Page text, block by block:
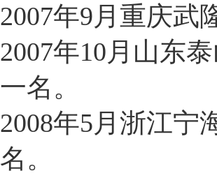
2007年9月重庆武
2007年10月山东
一名。
2008年5月浙江宁
名。